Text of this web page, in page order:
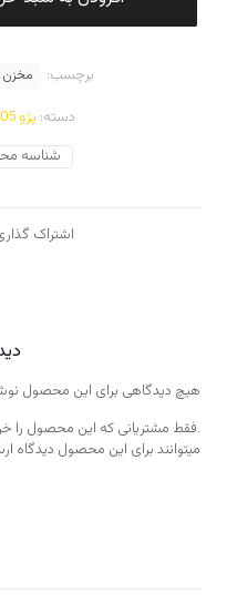
شناسه
دسته: پژو 405
برچسب: مخزن
اشتراک
هیچ دیدگاهی برای این محصول
.فقط مشتریانی که این محصول را
میتوانند برای این محصول دیدگاه